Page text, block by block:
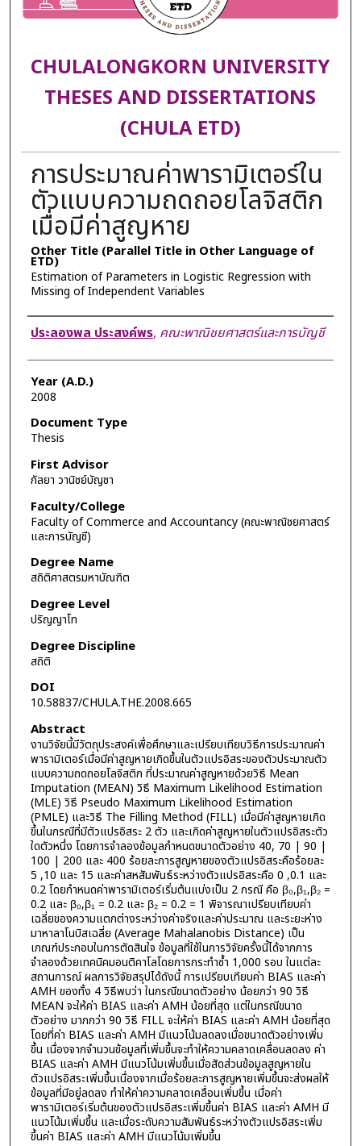
CHULALONGKORN UNIVERSITY
THESES AND DISSERTATIONS
(CHULA ETD)
การประมาณค่าพารามิเตอร์ใน
ตัวแบบความถดถอยโลจิสติก
เมื่อมีค่าสูญหาย
Other Title (Parallel Title in Other Language of
ETD)
Estimation of Parameters in Logistic Regression with
Missing of Independent Variables
Author
ประลองพล ประสงค์พร, คณะพาณิชยศาสตร์และการบัญชี
Year (A.D.)
2008
Document Type
Thesis
First Advisor
กัลยา วานิชย์บัญชา
Faculty/College
Faculty of Commerce and Accountancy (คณะพาณิชยศาสตร์
และการบัญชี)
Degree Name
สถิติศาสตรมหาบัณฑิต
Degree Level
ปริญญาโท
Degree Discipline
สถิติ
DOI
10.58837/CHULA.THE.2008.665
Abstract
งานวิจัยนี้มีวัตถุประสงค์เพื่อศึกษาและเปรียบเทียบวิธีการประมาณค่า
พารามิเตอร์เมื่อมีค่าสูญหายเกิดขึ้นในตัวแปรอิสระของตัวประมาณตัว
แบบความถดถอยโลจิสติก ที่ประมาณค่าสูญหายด้วยวิธี Mean
Imputation (MEAN) วิธี Maximum Likelihood Estimation
(MLE) วิธี Pseudo Maximum Likelihood Estimation
(PMLE) และวิธี The Filling Method (FILL) เมื่อมีค่าสูญหายเกิด
ขึ้นในกรณีที่มีตัวแปรอิสระ 2 ตัว และเกิดค่าสูญหายในตัวแปรอิสระตัว
ใดตัวหนึ่ง โดยการจำลองข้อมูลกำหนดขนาดตัวอย่าง 40, 70 | 90 |
100 | 200 และ 400 ร้อยละการสูญหายของตัวแปรอิสระคือร้อยละ
5 ,10 และ 15 และค่าสหสัมพันธ์ระหว่างตัวแปรอิสระคือ 0 ,0.1 และ
0.2 โดยกำหนดค่าพารามิเตอร์เริ่มต้นแบ่งเป็น 2 กรณี คือ β₀,β₁,β₂ =
0.2 และ β₀,β₁ = 0.2 และ β₂ = 0.2 = 1 พิจารณาเปรียบเทียบค่า
เฉลี่ยของความแตกต่างระหว่างค่าจริงและค่าประมาณ และระยะห่าง
มาหาลาโนบิสเฉลี่ย (Average Mahalanobis Distance) เป็น
เกณฑ์ประกอบในการตัดสินใจ ข้อมูลที่ใช้ในการวิจัยครั้งนี้ได้จากการ
จำลองด้วยเทคนิคมอนติคาโลโดยการกระทำซ้ำ 1,000 รอบ ในแต่ละ
สถานการณ์ ผลการวิจัยสรุปได้ดังนี้ การเปรียบเทียบค่า BIAS และค่า
AMH ของทั้ง 4 วิธีพบว่า ในกรณีขนาดตัวอย่าง น้อยกว่า 90 วิธี
MEAN จะให้ค่า BIAS และค่า AMH น้อยที่สุด แต่ในกรณีขนาด
ตัวอย่าง มากกว่า 90 วิธี FILL จะให้ค่า BIAS และค่า AMH น้อยที่สุด
โดยที่ค่า BIAS และค่า AMH มีแนวโน้มลดลงเมื่อขนาดตัวอย่างเพิ่ม
ขึ้น เนื่องจากจำนวนข้อมูลที่เพิ่มขึ้นจะทำให้ความคลาดเคลื่อนลดลง ค่า
BIAS และค่า AMH มีแนวโน้มเพิ่มขึ้นเมื่อสัดส่วนข้อมูลสูญหายใน
ตัวแปรอิสระเพิ่มขึ้นเนื่องจากเมื่อร้อยละการสูญหายเพิ่มขึ้นจะส่งผลให้
ข้อมูลที่มีอยู่ลดลง ทำให้ค่าความคลาดเคลื่อนเพิ่มขึ้น เมื่อค่า
พารามิเตอร์เริ่มต้นของตัวแปรอิสระเพิ่มขึ้นค่า BIAS และค่า AMH มี
แนวโน้มเพิ่มขึ้น และเมื่อระดับความสัมพันธ์ระหว่างตัวแปรอิสระเพิ่ม
ขึ้นค่า BIAS และค่า AMH มีแนวโน้มเพิ่มขึ้น